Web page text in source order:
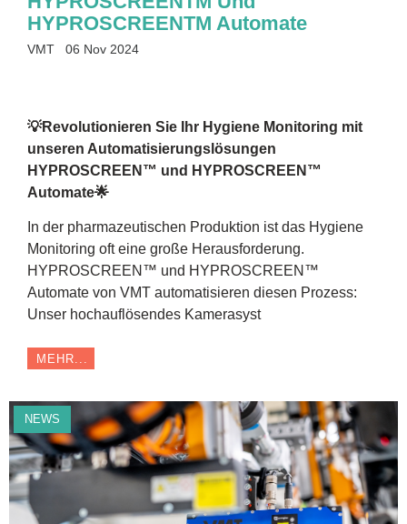
HYPROSCREENTM Automate
VMT 06 Nov 2024
💡Revolutionieren Sie Ihr Hygiene Monitoring mit
unseren Automatisierungslösungen
HYPROSCREEN™ und HYPROSCREEN™
Automate🌟
In der pharmazeutischen Produktion ist das Hygiene
Monitoring oft eine große Herausforderung.
HYPROSCREEN™ und HYPROSCREEN™
Automate von VMT automatisieren diesen Prozess:
Unser hochauflösendes Kamerasyst
MEHR...
NEWS